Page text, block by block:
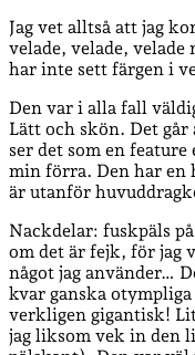
Jag vet alltså att jag
velade, velade,
har inte sett färgen i
Den var i alla fall
Lätt och skön. Det går
ser det som en
min förra. Den har en
är utanför
Nackdelar: fuskpäls
om det är fejk, för jag
något jag använder…
kvar ganska
verkligen gigantisk!
jag liksom vek in den